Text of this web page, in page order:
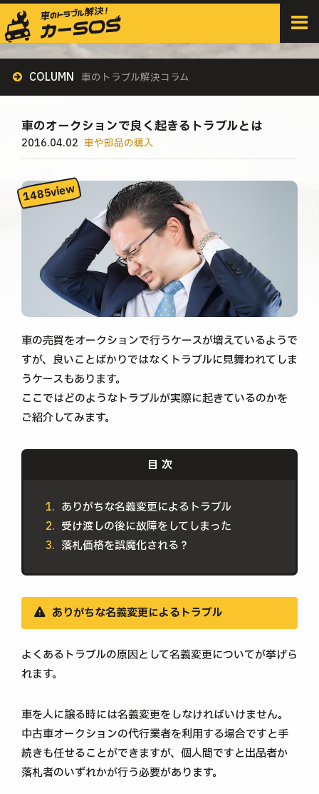
HOME > すべての記事 >
車のオークションで良く起きるトラブルとは
COLUMN 車のトラブル解決コラム
車のオークションで良く起きるトラブルとは
2016.04.02 車や部品の購入
車の売買をオークションで行うケースが増えているようで
すが、良いことばかりではなくトラブルに見舞われてしま
うケースもあります。
ここではどのようなトラブルが実際に起きているのかを
ご紹介してみます。
ありがちな名義変更によるトラブル
受け渡しの後に故障をしてしまった
落札価格を誤魔化される？
ありがちな名義変更によるトラブル
よくあるトラブルの原因として名義変更についてが挙げら
れます。
車を人に譲る時には名義変更をしなければいけません。
中古車オークションの代行業者を利用する場合ですと手
続きも任せることができますが、個人間ですと出品者か
落札者のいずれかが行う必要があります。